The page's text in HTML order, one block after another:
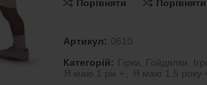
Порівняти
Порівняти
Артикул: 0610
Категорій: Гірки, Гойдалки,
Я маю 1 рік +
Я маю 1,5 року